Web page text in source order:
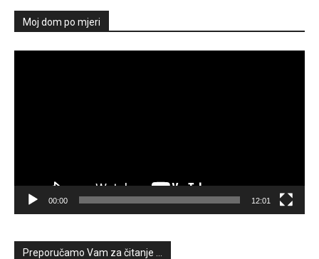
Moj dom po mjeri
00:00 12:01
Preporučamo Vam za čitanje ...